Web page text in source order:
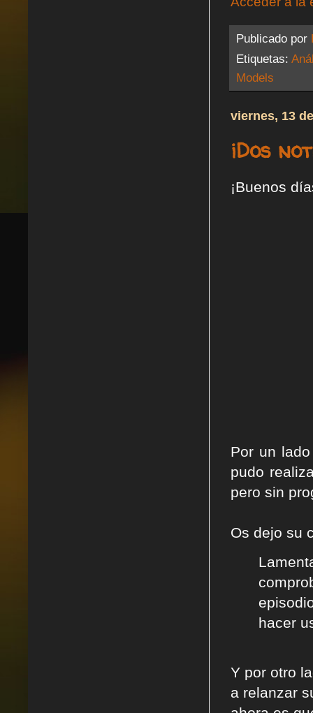
Publicado por
Etiquetas:
Models
viernes, 13
¡Dos
¡Buenos
Por un
pudo
pero sin
Os dejo su
hacer
Y por otro
a relanzar